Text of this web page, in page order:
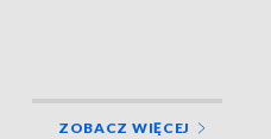
ZOBACZ WIĘCEJ